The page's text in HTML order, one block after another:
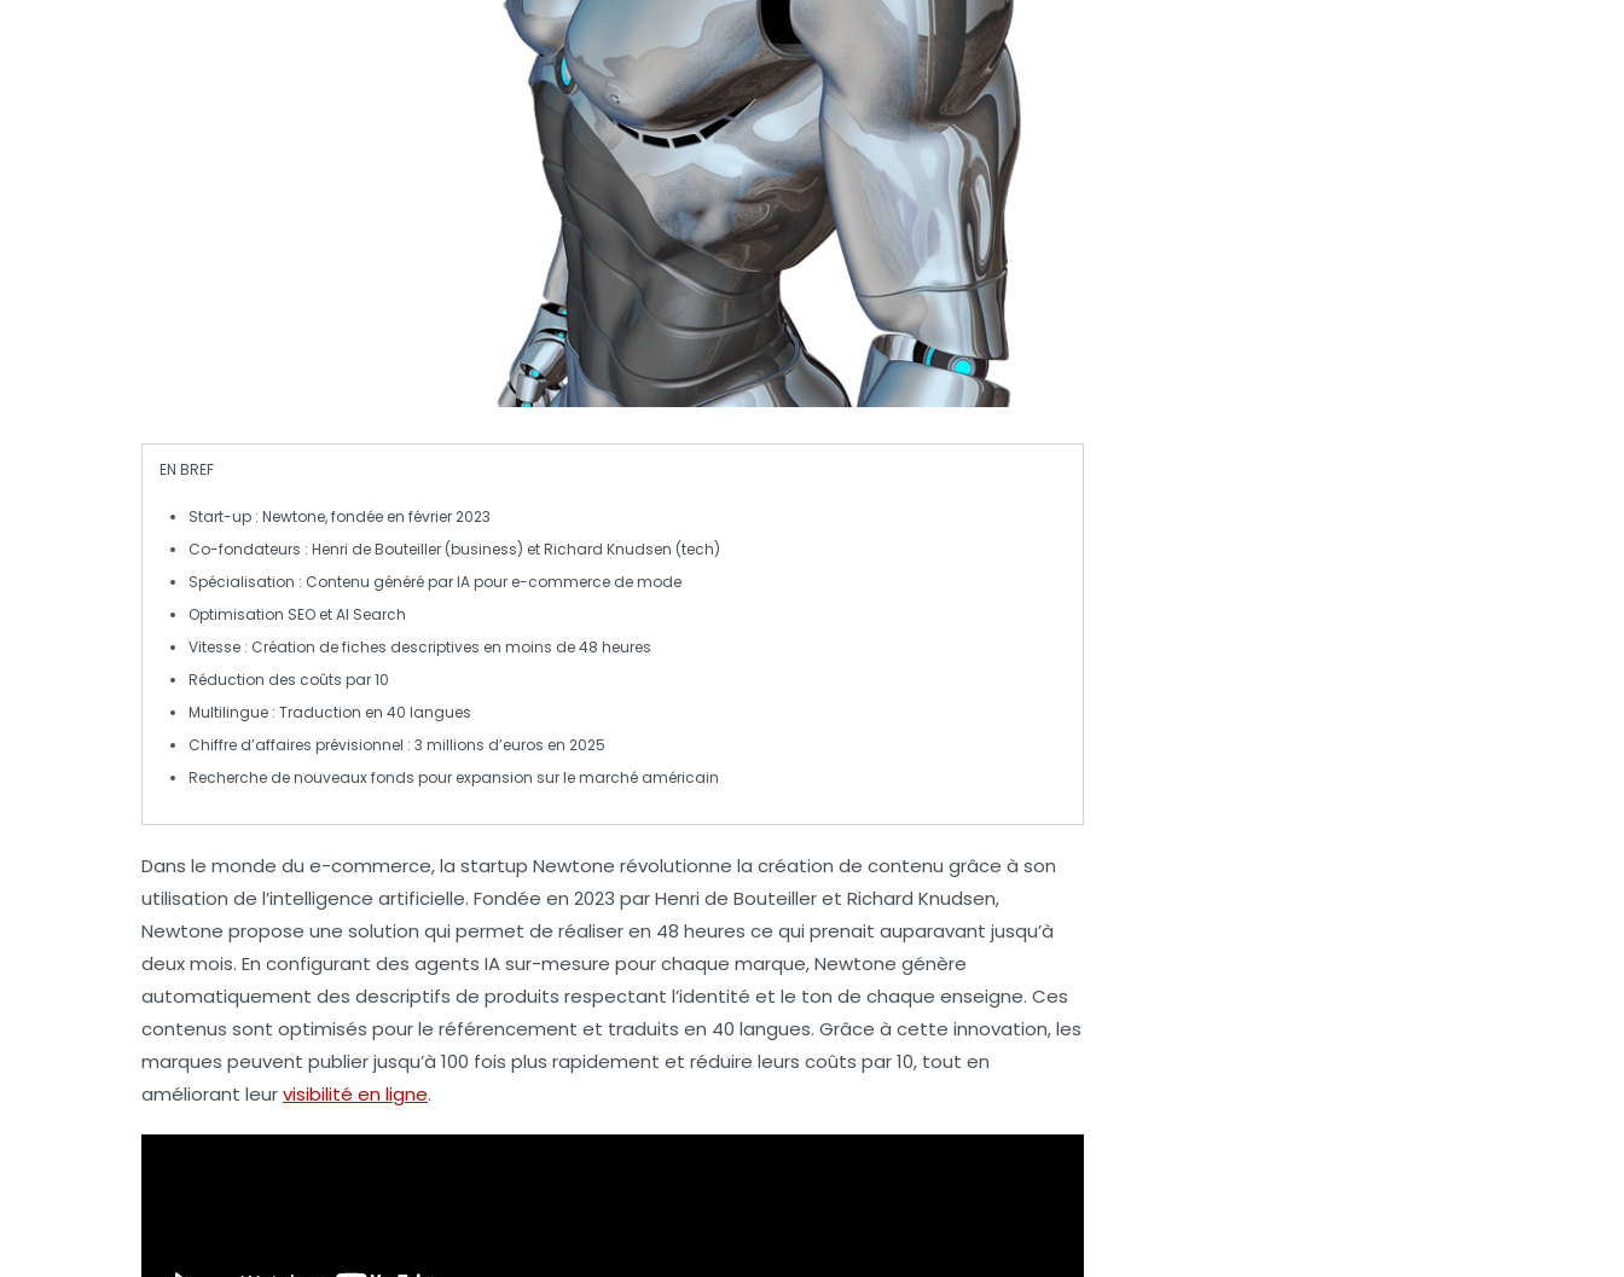
EN BREF
Start-up : Newtone, fondée en février 2023
Co-fondateurs : Henri de Bouteiller (business) et Richard Knudsen (tech)
Spécialisation : Contenu généré parIApour e-commerce de mode
Optimisation SEO etAI Search
Vitesse : Création de fiches descriptives en moins de48 heures
Réduction des coûts par 10
Multilingue : Traduction en 40 langues
Chiffre d’affaires prévisionnel : 3 millions d’euros en 2025
Recherche de nouveaux fonds pour expansion sur le marché américain
Dans le monde du e-commerce, la startup Newtone révolutionne la création de contenu grâce à son
utilisation de l’intelligence artificielle. Fondée en 2023 par Henri de Bouteiller et Richard Knudsen,
Newtone propose une solution qui permet de réaliser en 48 heures ce qui prenait auparavant jusqu’à
deux mois. En configurant des agents IA sur-mesure pour chaque marque, Newtone génère
automatiquement des descriptifs de produits respectant l’identité et le ton de chaque enseigne. Ces
contenus sont optimisés pour le référencement et traduits en 40 langues. Grâce à cette innovation, les
marques peuvent publier jusqu’à 100 fois plus rapidement et réduire leurs coûts par 10, tout en
améliorant leurvisibilité en ligne.